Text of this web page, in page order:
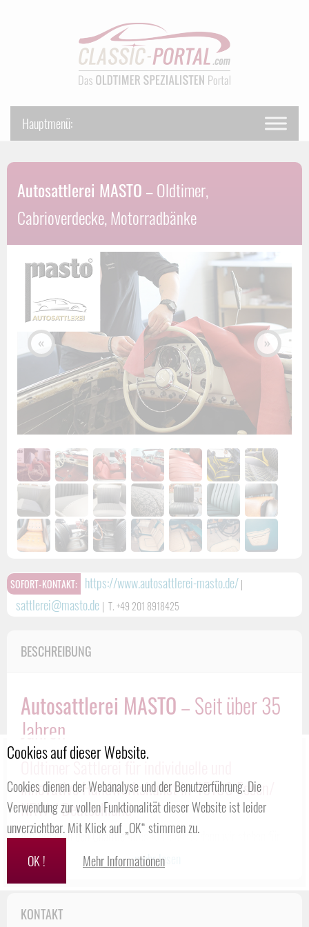
Cookies auf dieser Website.
Cookies dienen der Webanalyse und der Benutzerführung. Die
Verwendung zur vollen Funktionalität dieser Website ist leider
unverzichtbar. Mit Klick auf „OK“ stimmen zu.
OK !
Mehr Informationen
Autosattlerei MASTO– Oldtimer,
Cabrioverdecke, Motorradbänke
« »
SOFORT-KONTAKT: https://www.autosattlerei-masto.de/|
sattlerei@masto.de | T. +49 201 8918425
BESCHREIBUNG
Autosattlerei MASTO– Seit über 35
Jahren
Oldtimer Sattlerei für individuelle und
innovative Handwerkskunst in 45139 Essen/
NRW / Deutschland
Wir erhalten den Charme Ihres Klassikers, denn wir stehen für
Tradition, Erfahrung und Moderneund behandeln Ihren Klassiker
Arbeitsweise in jedem Detail wieder. Entdecken Sie wertvolle,
...mehr lesen
KONTAKT